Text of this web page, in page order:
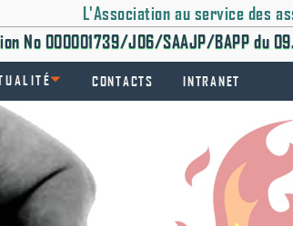
L'Association au service des
No 000001739/J06/SAAJP/BAPP du
CONTACTS INTRANET